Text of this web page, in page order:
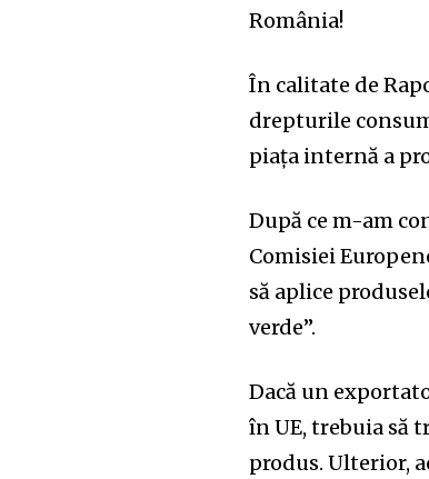
România!
În calitate de
drepturile
piața internă a
După ce m-am
Comisiei
să aplice
verde”.
Dacă un
în UE, trebuia să
produs. Ulterior,